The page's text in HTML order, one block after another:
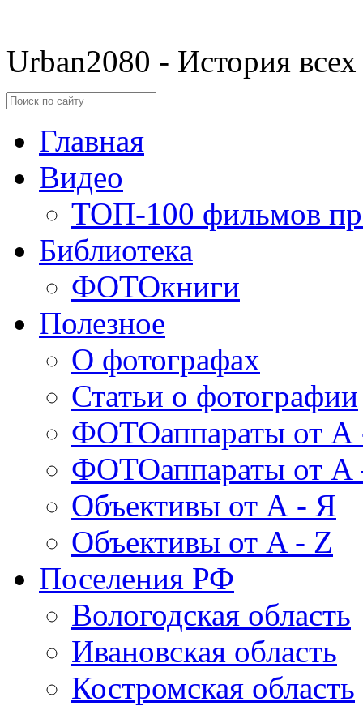
Urban2080 - История
Главная
Видео
ТОП-100 фильмов
Библиотека
ФОТОкниги
Полезное
О фотографах
Статьи о фотографии
ФОТОаппараты от А
ФОТОаппараты от A
Объективы от А - Я
Объективы от A - Z
Поселения РФ
Вологодская область
Ивановская область
Костромская область